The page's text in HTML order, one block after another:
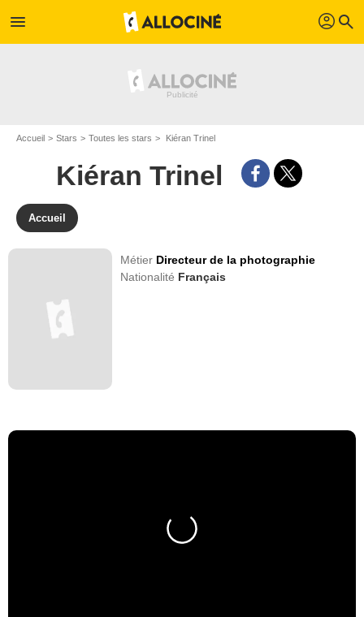
menu profil search
Accueil Stars Toutes les stars Kiéran Trinel
Kiéran Trinel
Accueil
Métier Directeur de la photographie
Nationalité Français